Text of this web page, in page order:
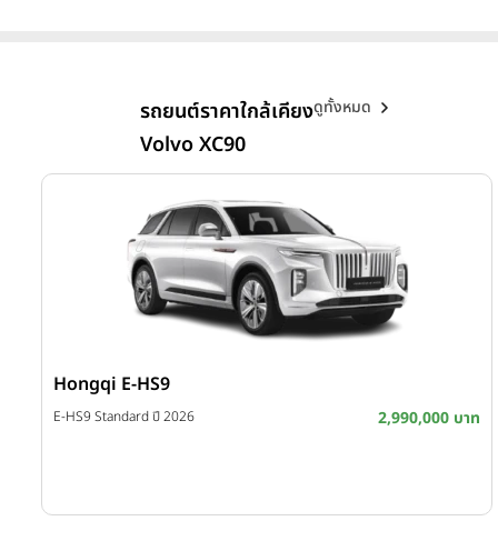
รถยนต์ราคาใกล้เคียง
Volvo XC90
ดูทั้งหมด
Hongqi E-HS9
E-HS9 Standard ปี 2026 2,990,000 บาท